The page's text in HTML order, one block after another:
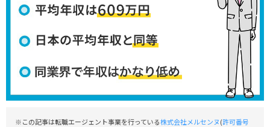
※この記事は転職エージェント事業を行っている株式会社メルセンヌ(許可番号